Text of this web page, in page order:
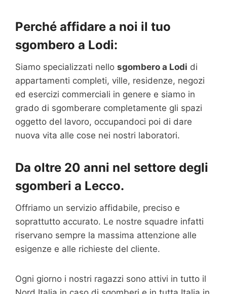
Perché affidare a noi il tuo
sgombero a Lodi:
Siamo specializzati nello sgombero a Lodi di
appartamenti completi, ville, residenze, negozi
ed esercizi commerciali in genere e siamo in
grado di sgomberare completamente gli spazi
oggetto del lavoro, occupandoci poi di dare
nuova vita alle cose nei nostri laboratori.
Da oltre 20 anni nel settore degli
sgomberi a Lecco.
Offriamo un servizio affidabile, preciso e
soprattutto accurato. Le nostre squadre infatti
riservano sempre la massima attenzione alle
esigenze e alle richieste del cliente.
Ogni giorno i nostri ragazzi sono attivi in tutto il